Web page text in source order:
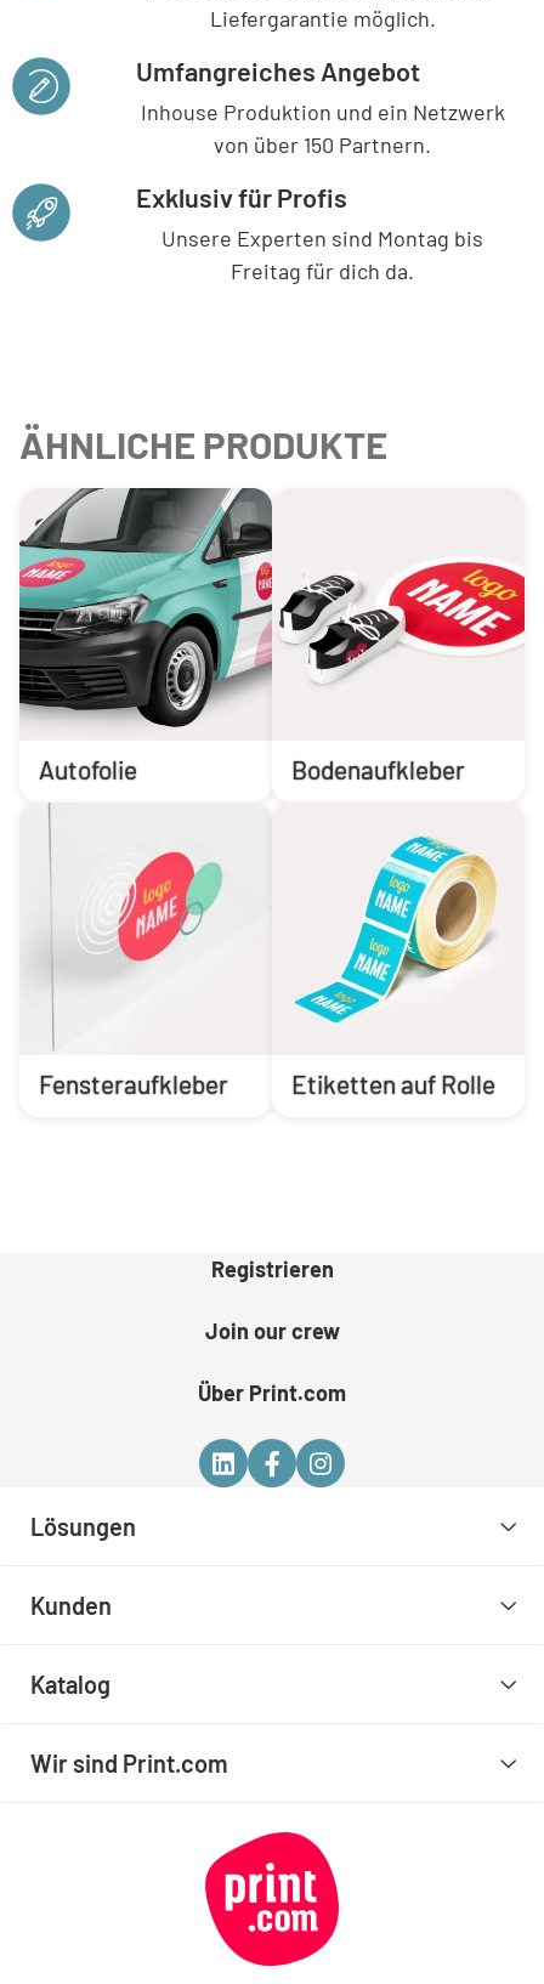
Liefergarantie möglich.
Umfangreiches Angebot
Inhouse Produktion und ein Netzwerk
von über 150 Partnern.
Exklusiv für Profis
Unsere Experten sind Montag bis
Freitag für dich da.
ÄHNLICHE PRODUKTE
Autofolie Bodenaufkleber
Fensteraufkleber Etiketten auf Rolle
Registrieren
Join our crew
Über Print.com
Lösungen
Kunden
Katalog
Wir sind Print.com